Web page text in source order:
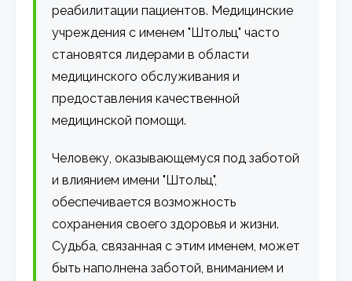
реабилитации пациентов. Медицинские
учреждения с именем "Штольц" часто
становятся лидерами в области
медицинского обслуживания и
предоставления качественной
медицинской помощи.
Человеку, оказывающемуся под заботой
и влиянием имени "Штольц",
обеспечивается возможность
сохранения своего здоровья и жизни.
Судьба, связанная с этим именем, может
быть наполнена заботой, вниманием и